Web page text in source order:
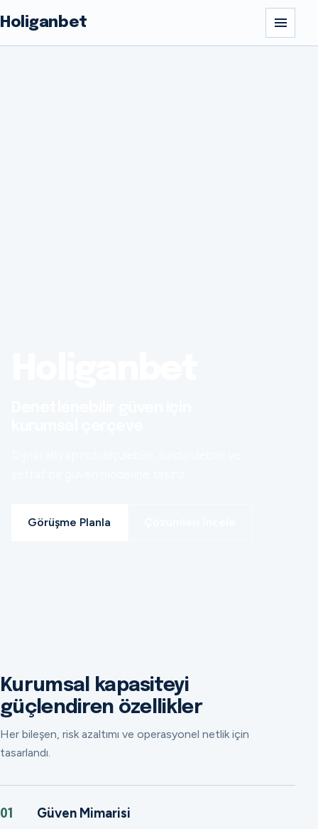
Holiganbet
Görüşme Planla
Kurumsal kapasiteyi
güçlendiren özellikler
Her bileşen, risk azaltımı ve operasyonel netlik için
tasarlandı.
01 Güven Mimarisi